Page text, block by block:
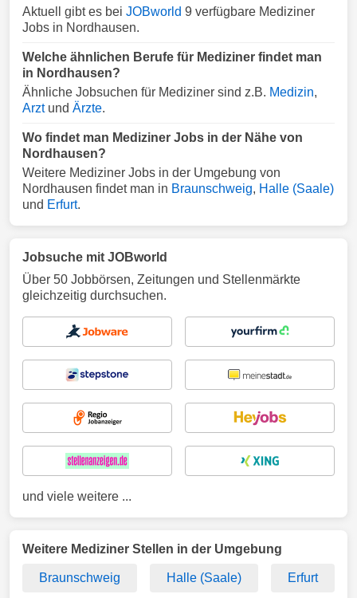
Aktuell gibt es bei JOBworld 9 verfügbare Mediziner
Jobs in Nordhausen.
Welche ähnlichen Berufe für Mediziner findet man
in Nordhausen?
Ähnliche Jobsuchen für Mediziner sind z.B. Medizin,
Arztund Ärzte.
Wo findet man Mediziner Jobs in der Nähe von
Nordhausen?
Weitere Mediziner Jobs in der Umgebung von
Nordhausen findet man in Braunschweig, Halle (Saale)
und Erfurt.
Jobsuche mit JOBworld
Über 50 Jobbörsen, Zeitungen und Stellenmärkte
gleichzeitig durchsuchen.
und viele weitere ...
Weitere Mediziner Stellen in der Umgebung
Braunschweig Halle (Saale) Erfurt